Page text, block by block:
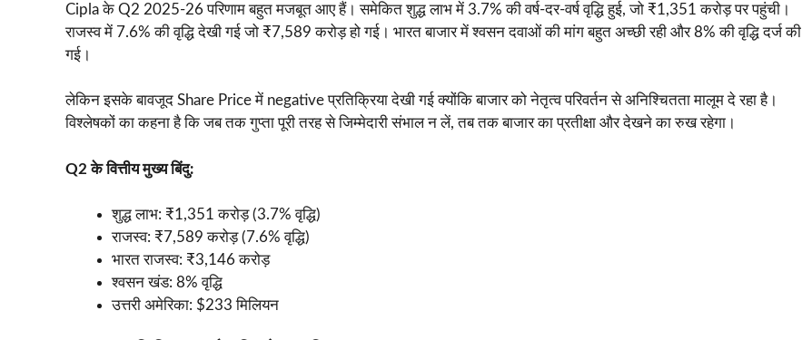
Cipla के Q2 2025-26 परिणाम बहुत मजबूत आए हैं। समेकित शुद्ध लाभ में 3.7% की वर्ष-दर-वर्ष वृद्धि हुई, जो ₹1,351 करोड़ पर पहुंची।
राजस्व में 7.6% की वृद्धि देखी गई जो ₹7,589 करोड़ हो गई। भारत बाजार में श्वसन दवाओं की मांग बहुत अच्छी रही और 8% की वृद्धि दर्ज की
गई।
लेकिन इसके बावजूद Share Price में negative प्रतिक्रिया देखी गई क्योंकि बाजार को नेतृत्व परिवर्तन से अनिश्चितता मालूम दे रहा है।
विश्लेषकों का कहना है कि जब तक गुप्ता पूरी तरह से जिम्मेदारी संभाल न लें, तब तक बाजार का प्रतीक्षा और देखने का रुख रहेगा।
Q2 के वित्तीय मुख्य बिंदु:
शुद्ध लाभ: ₹1,351 करोड़ (3.7% वृद्धि)
राजस्व: ₹7,589 करोड़ (7.6% वृद्धि)
भारत राजस्व: ₹3,146 करोड़
श्वसन खंड: 8% वृद्धि
उत्तरी अमेरिका: $233 मिलियन